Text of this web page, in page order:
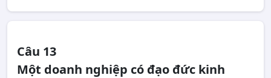
Câu 13
Một doanh nghiệp có đạo đức kinh